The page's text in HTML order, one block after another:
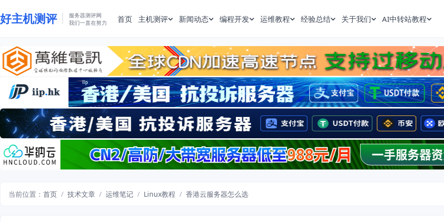
好主机测评
服务器测评网
我们一直在努力
首页 主机测评 新闻动态 编程开发 运维教程 经验总结 关于我们 AI中转站教程
当前位置： 首页 / 技术文章 / 运维笔记 / Linux教程 / 香港云服务器怎么选